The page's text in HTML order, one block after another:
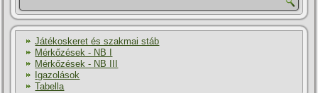
Játékoskeret és szakmai stáb
Mérkőzések - NB I
Mérkőzések - NB III
Igazolások
Tabella